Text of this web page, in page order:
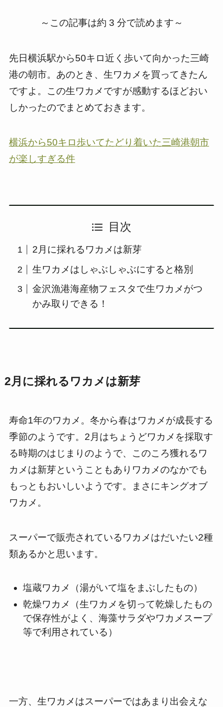
～この記事は約 3 分で読めます～
先日横浜駅から50キロ近く歩いて向かった三崎
港の朝市。あのとき、生ワカメを買ってきたん
ですよ。この生ワカメですが感動するほどおい
しかったのでまとめておきます。
横浜から50キロ歩いてたどり着いた三崎港朝市
が楽しすぎる件
目次
2月に採れるワカメは新芽
生ワカメはしゃぶしゃぶにすると格別
金沢漁港海産物フェスタで生ワカメがつ
かみ取りできる！
2月に採れるワカメは新芽
寿命1年のワカメ。冬から春はワカメが成長する
季節のようです。2月はちょうどワカメを採取す
る時期のはじまりのようで、このころ獲れるワ
カメは新芽ということもありワカメのなかでも
もっともおいしいようです。まさにキングオブ
ワカメ。
スーパーで販売されているワカメはだいたい2種
類あるかと思います。
塩蔵ワカメ（湯がいて塩をまぶしたもの）
乾燥ワカメ（生ワカメを切って乾燥したもの
で保存性がよく、海藻サラダやワカメスープ
等で利用されている）
一方、生ワカメはスーパーではあまり出会えな